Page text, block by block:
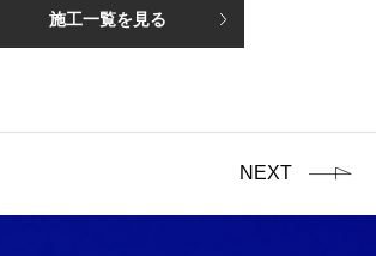
施工一覧を見る
NEXT